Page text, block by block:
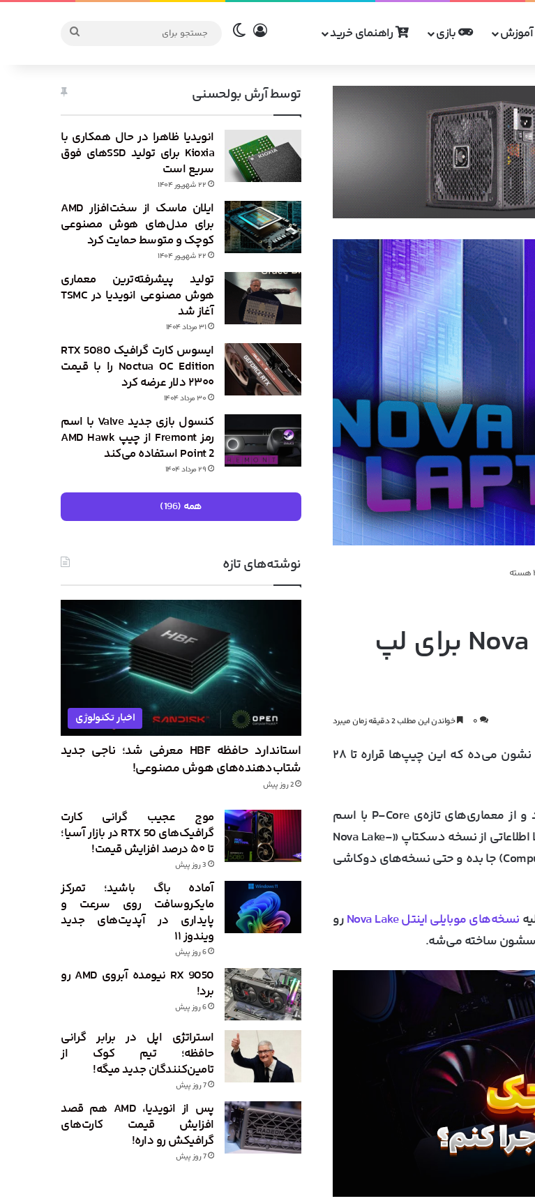
آموزش بازی راهنمای خرید ورودتغییر پوسته
جستجو
سری پردازنده‌های اینتل Nova Lake برای لپ
۰ خواندن این مطلب 2 دقیقه زمان میبرد
مشخصات اصلی نسل بعدی پردازنده‌های اینتل Nova Lake لو رفته و نشون می‌ده که این چیپ‌ها قراره تا ۲۸
نسل بعدی Nova Lake بخشی از خانواده Core Ultra 400 خواهد بود و از معماری‌های تازه‌ی P-Core با اسم
«Coyote Cove» و E-Core با اسم «Arctic Wolf» استفاده می‌کنه. تا حالا اطلاعاتی از نسخه دسکتاپ «Nova Lake-
S» لو رفته که می‌تونه تا ۲۸ هسته رو توی یه کاشی محاسباتی (Compute Tile) جا بده و حتی نسخه‌های دو‌کاشی
نسخه‌های موبایلی اینتل Nova Lake
رو
توسط آرش بولحسنی
انویدیا ظاهرا در حال همکاری با
Kioxia برای تولید SSDهای فوق
سریع است
۲۲ شهریور ۱۴۰۴
ایلان ماسک از سخت‌افزار AMD
برای مدل‌های هوش مصنوعی
کوچک و متوسط حمایت کرد
۲۲ شهریور ۱۴۰۴
تولید پیشرفته‌ترین معماری
هوش مصنوعی انویدیا در TSMC
آغاز شد
۳۱ مرداد ۱۴۰۴
ایسوس کارت گرافیک RTX 5080
Noctua OC Edition را با قیمت
۲۳۰۰ دلار عرضه کرد
۳۰ مرداد ۱۴۰۴
کنسول بازی جدید Valve با اسم
رمز Fremont از چیپ AMD Hawk
Point 2 استفاده می‌کند
۲۹ مرداد ۱۴۰۴
همه (196)
نوشته‌های تازه
اخبار تکنولوژی
استاندارد حافظه HBF معرفی شد؛ ناجی جدید
شتاب‌دهنده‌های هوش مصنوعی!
2 روز پیش
موج عجیب گرانی کارت
گرافیک‌های RTX 50 در بازار آسیا؛
تا ۵۰ درصد افزایش قیمت!
3 روز پیش
آماده باگ باشید؛ تمرکز
مایکروسافت روی سرعت و
پایداری در آپدیت‌های جدید
ویندوز ۱۱
6 روز پیش
RX 9050 نیومده آبروی AMD رو
برد!
6 روز پیش
استراتژی اپل در برابر گرانی
حافظه؛ تیم کوک از
تامین‌کنندگان جدید میگه!
7 روز پیش
پس از انویدیا، AMD هم قصد
افزایش قیمت کارت‌های
گرافیکش رو داره!
7 روز پیش